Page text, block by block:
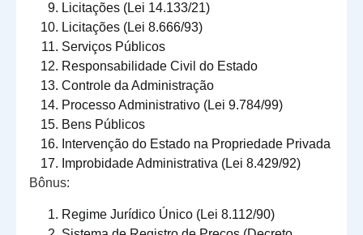
Licitações (Lei 14.133/21)
Licitações (Lei 8.666/93)
Serviços Públicos
Responsabilidade Civil do Estado
Controle da Administração
Processo Administrativo (Lei 9.784/99)
Bens Públicos
Intervenção do Estado na Propriedade Privada
Improbidade Administrativa (Lei 8.429/92)
Bônus:
Regime Jurídico Único (Lei 8.112/90)